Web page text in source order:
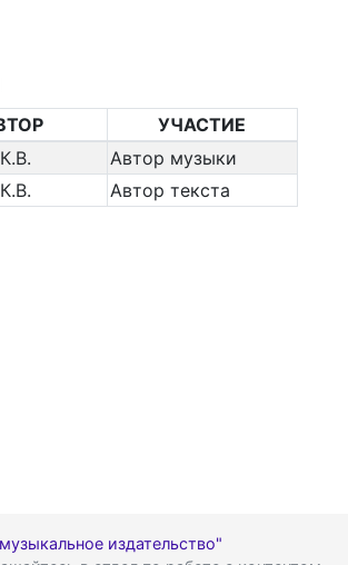
УЧАСТИЕ
Автор музыки
Автор текста
издательство"